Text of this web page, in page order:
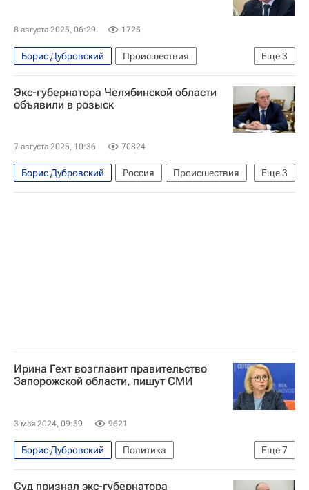
8 августа 2025, 06:29 1725
Еще3
Борис Дубровский
Происшествия
Челябинская область
Перспектива
Экс-губернатора Челябинской области
объявили в розыск
7 августа 2025, 10:36 70824
Еще3
Борис Дубровский Россия
Происшествия
Челябинская область
Ирина Гехт возглавит правительство
Запорожской области, пишут СМИ
3 мая 2024, 09:59 9621
Еще7
Борис Дубровский
Политика
Челябинская область
Запорожская область
Суд признал экс-губернатора